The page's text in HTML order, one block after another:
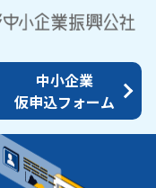
中小企業
仮申込フォーム